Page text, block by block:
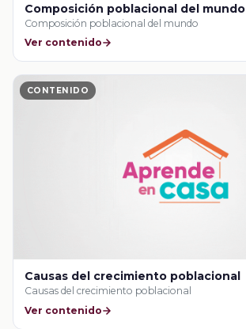
Composición poblacional del mundo
Composición poblacional del mundo
Ver contenido
CONTENIDO
Causas del crecimiento poblacional
Causas del crecimiento poblacional
Ver contenido